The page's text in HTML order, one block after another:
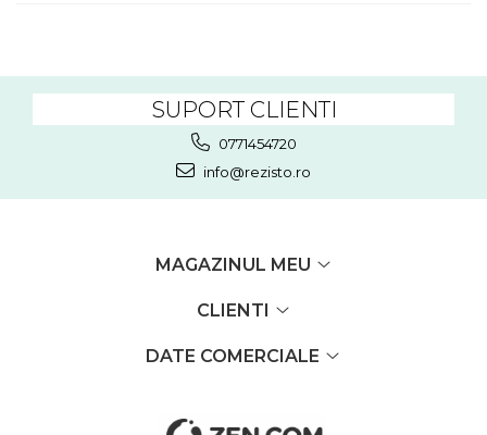
SUPORT CLIENTI
0771454720
info@rezisto.ro
MAGAZINUL MEU
CLIENTI
DATE COMERCIALE